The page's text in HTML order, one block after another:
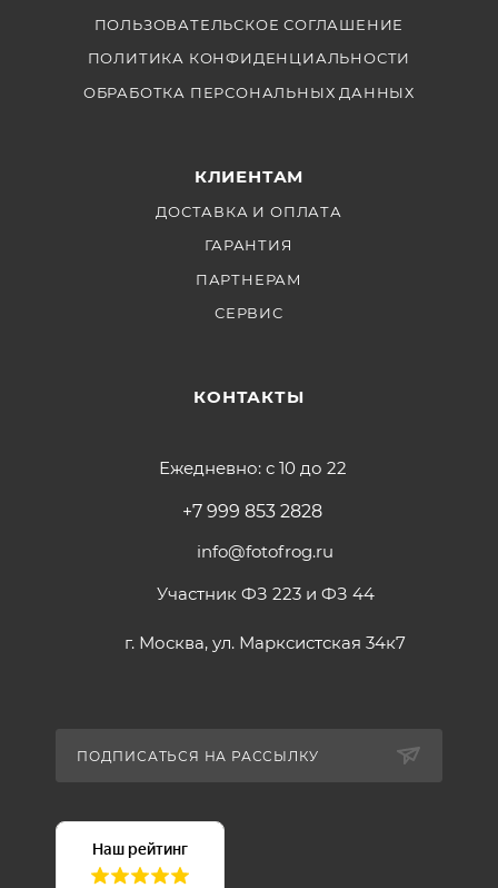
ПОЛЬЗОВАТЕЛЬСКОЕ СОГЛАШЕНИЕ
ПОЛИТИКА КОНФИДЕНЦИАЛЬНОСТИ
ОБРАБОТКА ПЕРСОНАЛЬНЫХ ДАННЫХ
КЛИЕНТАМ
ДОСТАВКА И ОПЛАТА
ГАРАНТИЯ
ПАРТНЕРАМ
СЕРВИС
КОНТАКТЫ
Ежедневно: с 10 до 22
+7 999 853 2828
info@fotofrog.ru
Участник ФЗ 223 и ФЗ 44
г. Москва, ул. Марксистская 34к7
ПОДПИСАТЬСЯ НА РАССЫЛКУ